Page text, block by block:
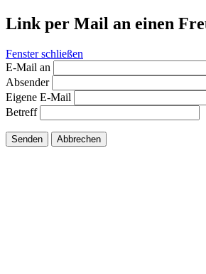
Link per Mail an einen
Fenster schließen
E-Mail an
Absender
Eigene E-Mail
Betreff
Senden Abbrechen